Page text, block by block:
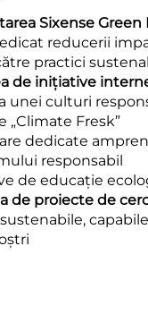
Sixense Green
reducerii
practici
de inițiative
unei culturi
„Climate Fresk”
dedicate
responsabil
de educație
de proiecte de